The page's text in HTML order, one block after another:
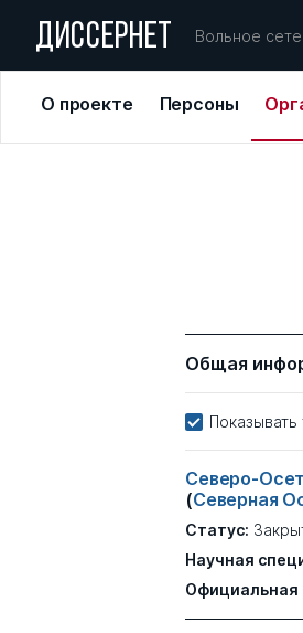
ДИССЕРНЕТ Вольное
О проекте Персоны
Общая
Северо-
(Северная
Статус:
Научная
Официальная